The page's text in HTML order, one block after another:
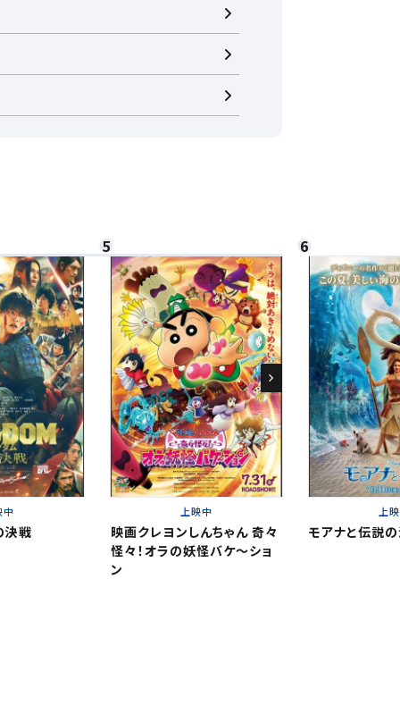
閉じる
。
さい。
中
決戦
上映中
映画クレヨンしんちゃん 奇々
怪々！オラの妖怪バケ～ショ
ン
上
モアナと伝説
閉じる
閉じる
閉じる